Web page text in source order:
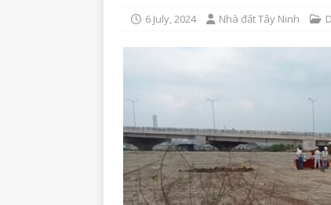
6 July, 2024 Nhà đất Tây Ninh